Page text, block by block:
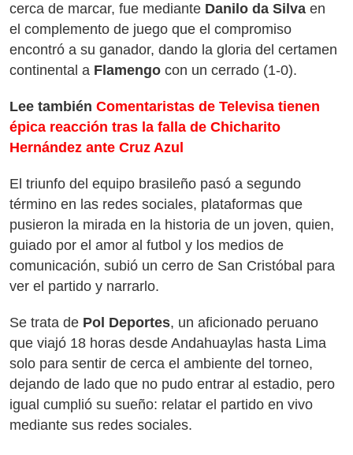
cerca de marcar, fue mediante Danilo da Silva en
el complemento de juego que el compromiso
encontró a su ganador, dando la gloria del certamen
continental a Flamengo con un cerrado (1-0).
Lee también Comentaristas de Televisa tienen
épica reacción tras la falla de Chicharito
Hernández ante Cruz Azul
El triunfo del equipo brasileño pasó a segundo
término en las redes sociales, plataformas que
pusieron la mirada en la historia de un joven, quien,
guiado por el amor al futbol y los medios de
comunicación, subió un cerro de San Cristóbal para
ver el partido y narrarlo.
Se trata de Pol Deportes, un aficionado peruano
que viajó 18 horas desde Andahuaylas hasta Lima
solo para sentir de cerca el ambiente del torneo,
dejando de lado que no pudo entrar al estadio, pero
igual cumplió su sueño: relatar el partido en vivo
mediante sus redes sociales.